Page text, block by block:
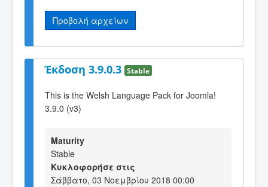
Προβολή αρχείων
Έκδοση 3.9.0.3 Stable
This is the Welsh Language Pack for Joomla!
3.9.0 (v3)
Maturity
Stable
Κυκλοφορήσε στις
Σάββατο, 03 Νοεμβρίου 2018 00:00